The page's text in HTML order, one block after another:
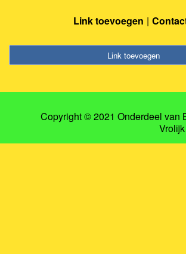
Link toevoegen
Link toevoegen
Copyright © 2021 Onderdeel van